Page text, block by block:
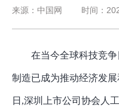
来源：中国网 时间：
在当今全球科技竞
制造已成为推动经济发
日,深圳上市公司协会人